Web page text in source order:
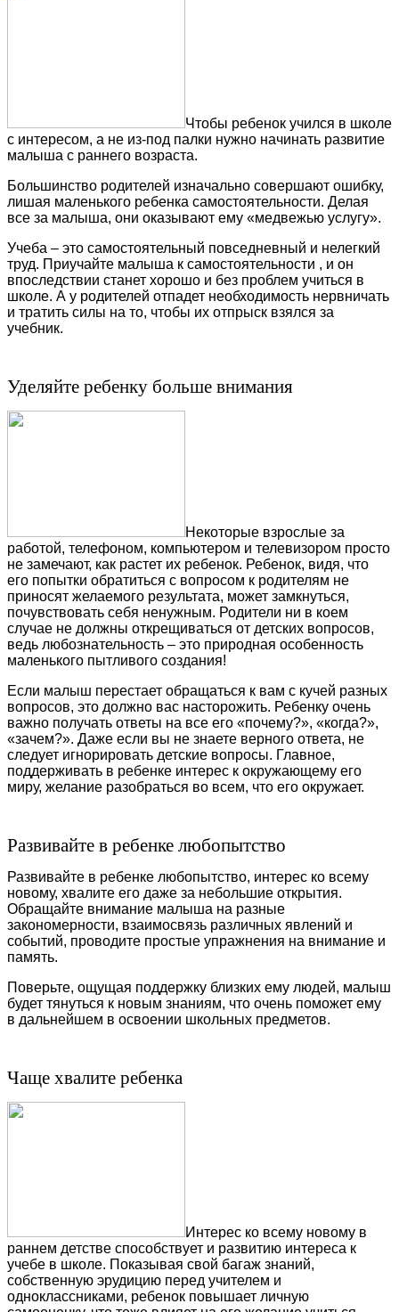
Чтобы ребенок учился в школе
с интересом, а не из-под палки нужно начинать развитие
малыша с раннего возраста.
Большинство родителей изначально совершают ошибку,
лишая маленького ребенка самостоятельности. Делая
все за малыша, они оказывают ему «медвежью услугу».
Учеба – это самостоятельный повседневный и нелегкий
труд. Приучайте малыша к самостоятельности , и он
впоследствии станет хорошо и без проблем учиться в
школе. А у родителей отпадет необходимость нервничать
и тратить силы на то, чтобы их отпрыск взялся за
учебник.
Уделяйте ребенку больше внимания
Некоторые взрослые за
работой, телефоном, компьютером и телевизором просто
не замечают, как растет их ребенок. Ребенок, видя, что
его попытки обратиться с вопросом к родителям не
приносят желаемого результата, может замкнуться,
почувствовать себя ненужным. Родители ни в коем
случае не должны открещиваться от детских вопросов,
ведь любознательность – это природная особенность
маленького пытливого создания!
Если малыш перестает обращаться к вам с кучей разных
вопросов, это должно вас насторожить. Ребенку очень
важно получать ответы на все его «почему?», «когда?»,
«зачем?». Даже если вы не знаете верного ответа, не
следует игнорировать детские вопросы. Главное,
поддерживать в ребенке интерес к окружающему его
миру, желание разобраться во всем, что его окружает.
Развивайте в ребенке любопытство
Развивайте в ребенке любопытство, интерес ко всему
новому, хвалите его даже за небольшие открытия.
Обращайте внимание малыша на разные
закономерности, взаимосвязь различных явлений и
событий, проводите простые упражнения на внимание и
память.
Поверьте, ощущая поддержку близких ему людей, малыш
будет тянуться к новым знаниям, что очень поможет ему
в дальнейшем в освоении школьных предметов.
Чаще хвалите ребенка
Интерес ко всему новому в
раннем детстве способствует и развитию интереса к
учебе в школе. Показывая свой багаж знаний,
собственную эрудицию перед учителем и
одноклассниками, ребенок повышает личную